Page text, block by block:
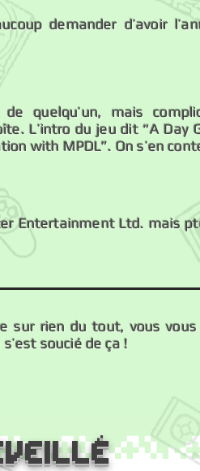
demander d’avoir
quelqu’un, mais
L’intro du jeu dit “A Day
with MPDL”. On s’en
Entertainment Ltd. mais
sur rien du tout, vous
soucié de ça !